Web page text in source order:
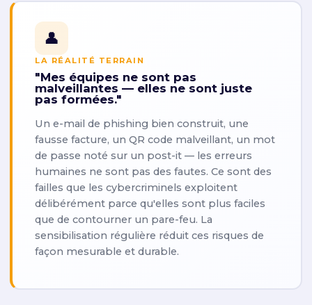
👤
LA RÉALITÉ TERRAIN
"Mes équipes ne sont pas
malveillantes — elles ne sont juste
pas formées."
Un e-mail de phishing bien construit, une
fausse facture, un QR code malveillant, un mot
de passe noté sur un post-it — les erreurs
humaines ne sont pas des fautes. Ce sont des
failles que les cybercriminels exploitent
délibérément parce qu'elles sont plus faciles
que de contourner un pare-feu. La
sensibilisation régulière réduit ces risques de
façon mesurable et durable.